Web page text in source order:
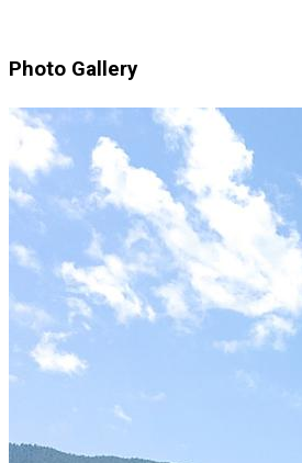
Photo Gallery